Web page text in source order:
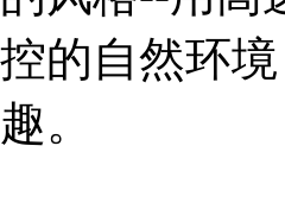
控的自然环
趣。